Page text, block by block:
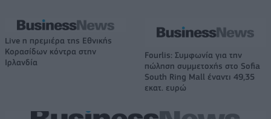
Live η πρεμιέρα της Εθνικής
Κορασίδων κόντρα στην
Ιρλανδία
Fourlis: Συμφωνία για την
πώληση συμμετοχής στο Sofia
South Ring Mall έναντι 49,35
εκατ. ευρώ